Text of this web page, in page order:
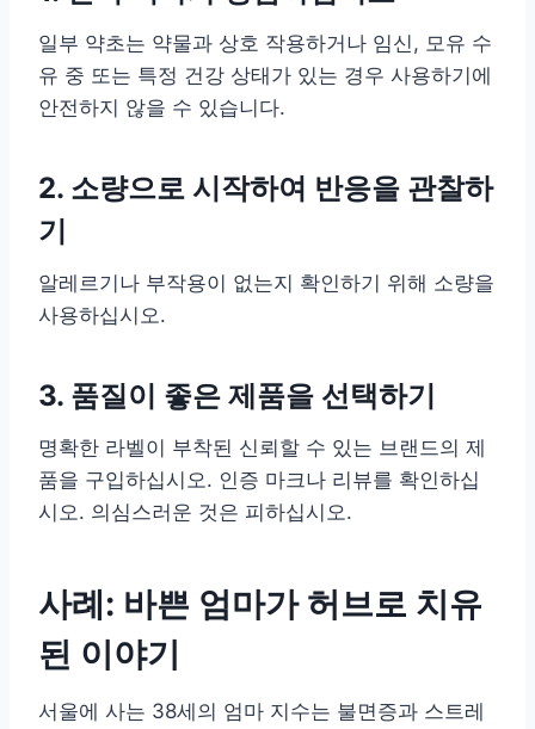
일부 약초는 약물과 상호 작용하거나 임신, 모유 수
유 중 또는 특정 건강 상태가 있는 경우 사용하기에
안전하지 않을 수 있습니다.
2. 소량으로 시작하여 반응을 관찰하
기
알레르기나 부작용이 없는지 확인하기 위해 소량을
사용하십시오.
3. 품질이 좋은 제품을 선택하기
명확한 라벨이 부착된 신뢰할 수 있는 브랜드의 제
품을 구입하십시오. 인증 마크나 리뷰를 확인하십
시오. 의심스러운 것은 피하십시오.
사례: 바쁜 엄마가 허브로 치유
된 이야기
서울에 사는 38세의 엄마 지수는 불면증과 스트레